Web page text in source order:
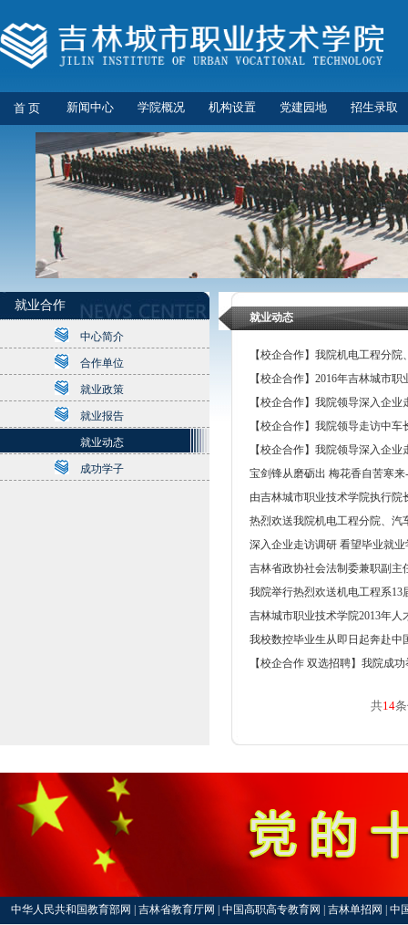
首 页 新闻中心 学院概况 机构设置 党建园地 招生录取
就业合作
中心简介
合作单位
就业政策
就业报告
就业动态
成功学子
就业动态
【校企合作】我院机电工程分
【校企合作】2016年吉林城市
【校企合作】我院领导深入企
【校企合作】我院领导走访中
【校企合作】我院领导深入企
宝剑锋从磨砺出 梅花香自苦寒
由吉林城市职业技术学院执行
热烈欢送我院机电工程分院、汽
深入企业走访调研 看望毕业就业
吉林省政协社会法制委兼职副主
我院举行热烈欢送机电工程系
吉林城市职业技术学院2013年
我校数控毕业生从即日起奔赴中
【校企合作 双选招聘】我院成
共14
中华人民共和国教育部网 吉林省教育厅网 中国高职高专教育网 吉林单招网 中